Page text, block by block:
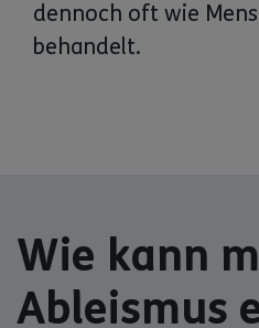
dennoch oft wie
behandelt.
Wie kann
Ableismus